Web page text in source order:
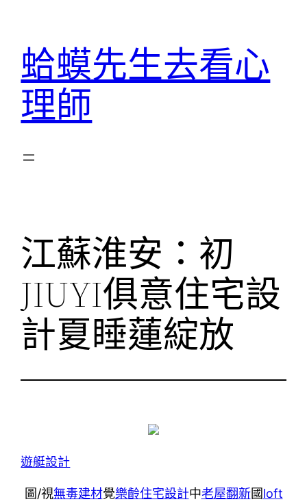
蛤蟆先生去看心
理師
江蘇淮安：初
JIUYI俱意住宅設
計夏睡蓮綻放
遊艇設計
圖/視無毒建材覺樂齡住宅設計中老屋翻新國loft